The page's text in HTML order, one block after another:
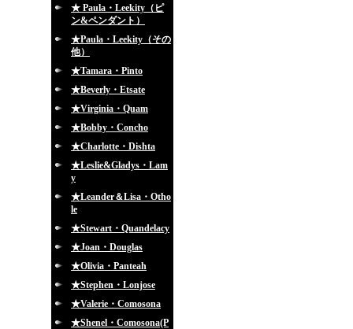
★ Paula・Leekity（ピ
ン&ペンダント）
★Paula・Leekity（その
他）
★Tamara・Pinto
★Beverly・Etsate
★Virginia・Quam
★Bobby・Concho
★Charlotte・Dishta
★Leslie&Gladys・Lam
y
★Leander＆Lisa・Otho
le
★Stewart・Quandelacy
★Joan・Douglas
★Olivia・Panteah
★Stephen・Lonjose
★Valerie・Comosona
★Shenel・Comosona(P